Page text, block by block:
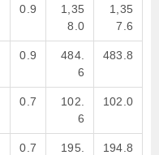
0.9
1,35
8.0
1,35
7.6
0.9
484.
6
483.8
0.7
102.
6
102.0
0.7
195.
194.8